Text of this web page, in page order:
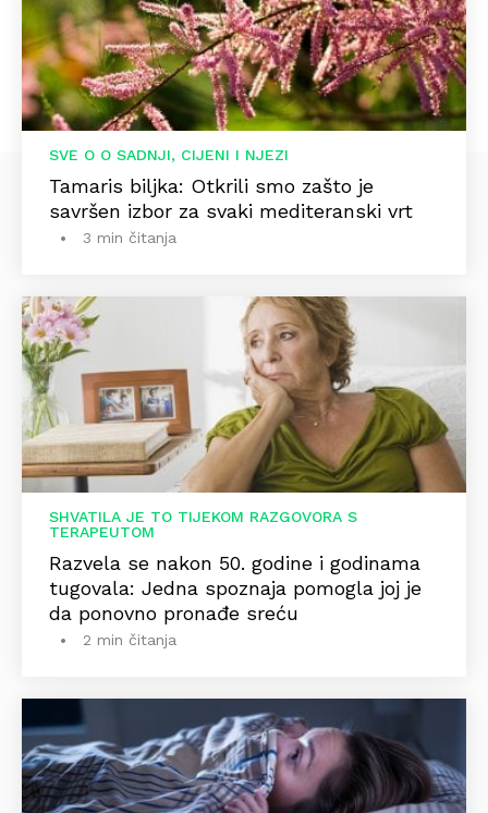
SVE O O SADNJI, CIJENI I NJEZI
Tamaris biljka: Otkrili smo zašto je
savršen izbor za svaki mediteranski vrt
3 min čitanja
SHVATILA JE TO TIJEKOM RAZGOVORA S
TERAPEUTOM
Razvela se nakon 50. godine i godinama
tugovala: Jedna spoznaja pomogla joj je
da ponovno pronađe sreću
2 min čitanja